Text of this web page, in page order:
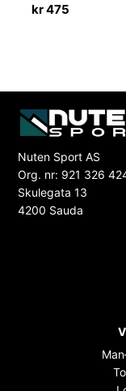
kr475
Nuten Sport AS
Org. nr: 921 326
Skulegata 13
4200 Sauda